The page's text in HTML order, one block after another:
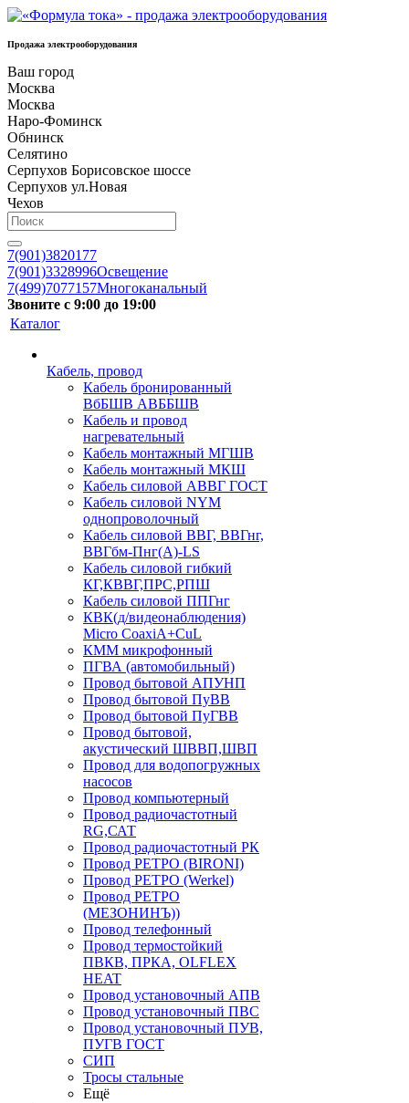
Продажа электрооборудования
Ваш город
Москва
Москва
Наро-Фоминск
Обнинск
Селятино
Серпухов Борисовское шоссе
Серпухов ул.Новая
Чехов
7(901)3820177
7(901)3328996Освещение
7(499)7077157Многоканальный
Звоните с 9:00 до 19:00
Каталог
Кабель, провод
Кабель бронированный
ВбБШВ АВББШВ
Кабель и провод
нагревательный
Кабель монтажный МГШВ
Кабель монтажный МКШ
Кабель силовой АВВГ ГОСТ
Кабель силовой NYM
однопроволочный
Кабель силовой ВВГ, ВВГнг,
ВВГбм-Пнг(А)-LS
Кабель силовой гибкий
КГ,КВВГ,ПРС,РПШ
Кабель силовой ППГнг
КВК(д/видеонаблюдения)
Micro CoaxiA+CuL
КММ микрофонный
ПГВА (автомобильный)
Провод бытовой АПУНП
Провод бытовой ПуВВ
Провод бытовой ПуГВВ
Провод бытовой,
акустический ШВВП,ШВП
Провод для водопогружных
насосов
Провод компьютерный
Провод радиочастотный
RG,САТ
Провод радиочастотный РК
Провод РЕТРО (BIRONI)
Провод РЕТРО (Werkel)
Провод РЕТРО
(МЕЗОНИНЪ))
Провод телефонный
Провод термостойкий
ПВКВ, ПРКА, OLFLEX
HEAT
Провод установочный АПВ
Провод установочный ПВС
Провод установочный ПУВ,
ПУГВ ГОСТ
СИП
Тросы стальные
Ещё